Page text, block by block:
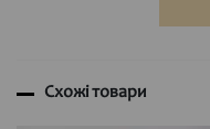
Схожі товари